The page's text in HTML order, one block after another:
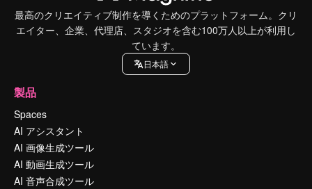
最高のクリエイティブ制作を導くためのプラットフォーム。クリ
エイター、企業、代理店、スタジオを含む100万人以上が利用し
ています。
日本語
製品
Spaces
AI アシスタント
AI 画像生成ツール
AI 動画生成ツール
AI 音声合成ツール